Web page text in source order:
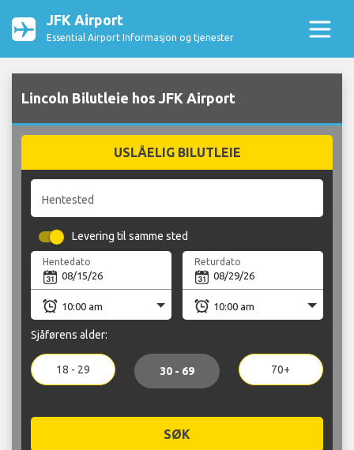
JFK Airport
Essential Airport Informasjon og tjenester
Lincoln Bilutleie hos JFK Airport
USLÅELIG BILUTLEIE
Hentested
Levering til samme sted
Hentedato Returdato
Sjåførens alder:
18 - 29 30 - 69 70+
SØK